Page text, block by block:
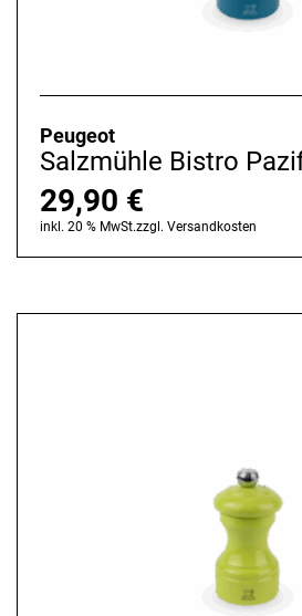
Peugeot
Salzmühle Bistro
29,90 €
inkl. 20 % MwSt.zzgl. Versandkosten